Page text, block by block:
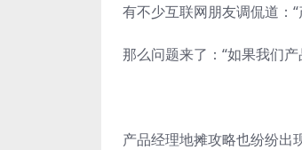
有不少互联网朋友调侃道：
那么问题来了：“如果我们
产品经理地摊攻略也纷纷出